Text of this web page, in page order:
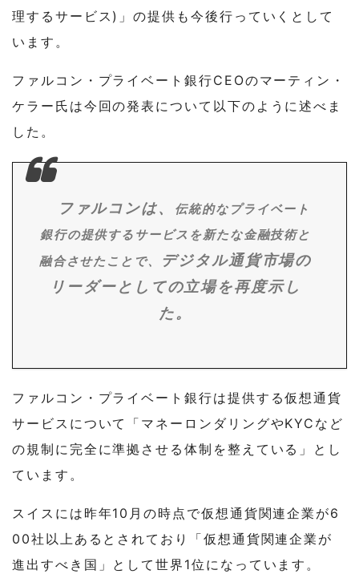
理するサービス)」の提供も今後行っていくとして
います。
ファルコン・プライベート銀行CEOのマーティン・
ケラー氏は今回の発表について以下のように述べま
した。
ファルコンは、
伝統的なプライベート
銀行の提供するサービスを新たな金融技術と
融合させたことで、 デジタル通貨市場の
リーダーとしての立場を再度示し
た。
ファルコン・プライベート銀行は提供する仮想通貨
サービスについて「マネーロンダリングやKYCなど
の規制に完全に準拠させる体制を整えている」とし
ています。
スイスには昨年10月の時点で仮想通貨関連企業が6
00社以上あるとされており「仮想通貨関連企業が
進出すべき国」として世界1位になっています。